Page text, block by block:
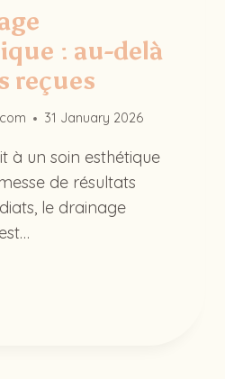
: au-delà
reçues
31 January 2026
à un soin esthétique
de résultats
le drainage